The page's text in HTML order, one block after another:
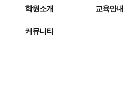
학원소개 교육안내
커뮤니티